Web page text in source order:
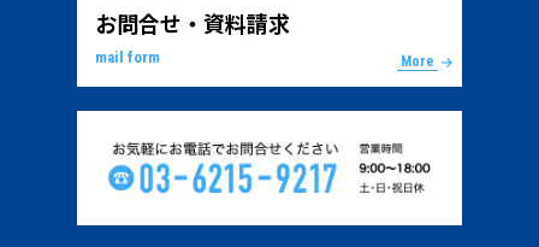
お問合せ・資料請求
mail form More